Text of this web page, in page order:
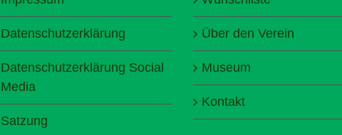
Datenschutzerklärung
Datenschutzerklärung Social
Media
Satzung
Über den Verein
Museum
Kontakt